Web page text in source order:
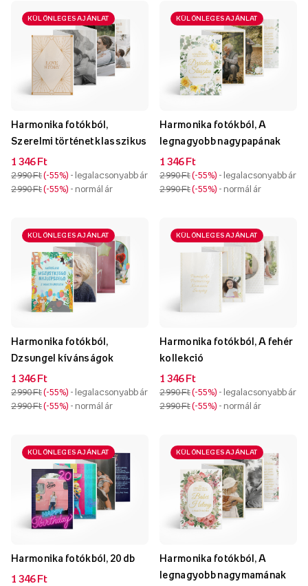
KÜLÖNLEGES AJÁNLAT
Harmonika fotókból,
Szerelmi történet klasszikus
1 346 Ft
2 990 Ft -55% - legalacsonyabb ár
2 990 Ft -55% - normál ár
KÜLÖNLEGES AJÁNLAT
Harmonika fotókból, A
legnagyobb nagypapának
1 346 Ft
2 990 Ft -55% - legalacsonyabb ár
2 990 Ft -55% - normál ár
KÜLÖNLEGES AJÁNLAT
Harmonika fotókból,
Dzsungel kívánságok
1 346 Ft
2 990 Ft -55% - legalacsonyabb ár
2 990 Ft -55% - normál ár
KÜLÖNLEGES AJÁNLAT
Harmonika fotókból, A fehér
kollekció
1 346 Ft
2 990 Ft -55% - legalacsonyabb ár
2 990 Ft -55% - normál ár
KÜLÖNLEGES AJÁNLAT
Harmonika fotókból, 20 db
1 346 Ft
KÜLÖNLEGES AJÁNLAT
Harmonika fotókból, A
legnagyobb nagymamának